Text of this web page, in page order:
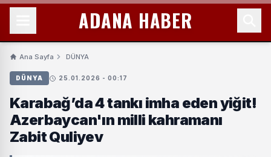
ADANA HABER
Ana Sayfa DÜNYA
DÜNYA 25.01.2026 - 00:17
Karabağ’da 4 tankı imha eden yiğit!
Azerbaycan'ın milli kahramanı
Zabit Quliyev